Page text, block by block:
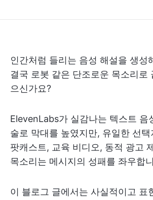
인간처럼 들리는 음성 해설을 생성
결국 로봇 같은 단조로운 목소리로
으신가요?
ElevenLabs가 실감나는 텍스트 음
술로 막대를 높였지만, 유일한 선
팟캐스트, 교육 비디오, 동적 광고
목소리는 메시지의 성패를 좌우합
이 블로그 글에서는 사실적이고 표